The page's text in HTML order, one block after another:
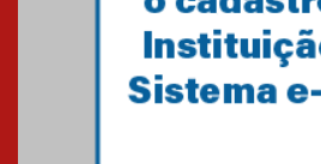
Como os
na educação
escola